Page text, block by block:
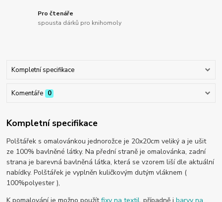
Pro čtenáře
spousta dárků pro knihomoly
Kompletní specifikace
Komentáře 0
Kompletní specifikace
Polštářek s omalovánkou jednorožce je 20x20cm veliký a je ušit
ze 100% bavlněné látky. Na přední straně je omalovánka, zadní
strana je barevná bavlněná látka, která se vzorem liší dle aktuální
nabídky. Polštářek je vyplněn kuličkovým dutým vláknem (
100%polyester ),
K pomalování je možno použítfixy na textil, případně ibarvy na